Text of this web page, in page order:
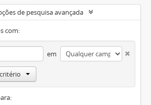
de pesquisa avançada
com:
em